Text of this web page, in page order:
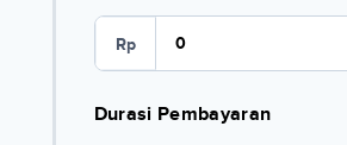
Rp
Durasi Pembayaran